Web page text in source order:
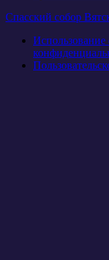
Спасский собор